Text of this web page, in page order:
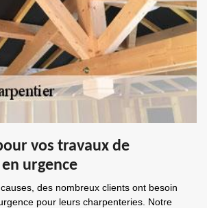
vos travaux de
urgence
des nombreux clients ont besoin
pour leurs charpenteries. Notre